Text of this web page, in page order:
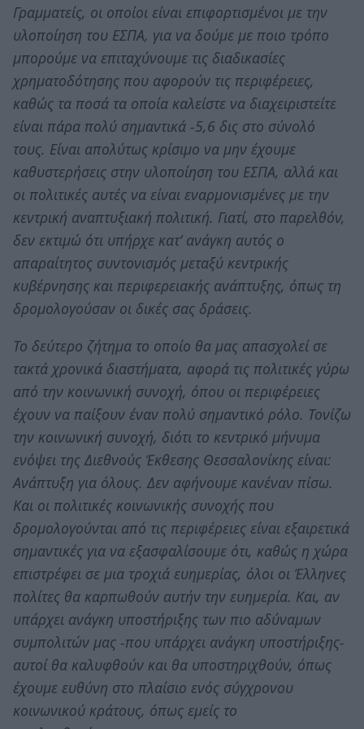
Γραμματείς, οι οποίοι είναι επιφορτισμένοι με την
υλοποίηση του ΕΣΠΑ, για να δούμε με ποιο τρόπο
μπορούμε να επιταχύνουμε τις διαδικασίες
χρηματοδότησης που αφορούν τις περιφέρειες,
καθώς τα ποσά τα οποία καλείστε να διαχειριστείτε
είναι πάρα πολύ σημαντικά -5,6 δις στο σύνολό
τους. Είναι απολύτως κρίσιμο να μην έχουμε
καθυστερήσεις στην υλοποίηση του ΕΣΠΑ, αλλά και
οι πολιτικές αυτές να είναι εναρμονισμένες με την
κεντρική αναπτυξιακή πολιτική. Γιατί, στο παρελθόν,
δεν εκτιμώ ότι υπήρχε κατ’ ανάγκη αυτός ο
απαραίτητος συντονισμός μεταξύ κεντρικής
κυβέρνησης και περιφερειακής ανάπτυξης, όπως τη
δρομολογούσαν οι δικές σας δράσεις.
Το δεύτερο ζήτημα το οποίο θα μας απασχολεί σε
τακτά χρονικά διαστήματα, αφορά τις πολιτικές γύρω
από την κοινωνική συνοχή, όπου οι περιφέρειες
έχουν να παίξουν έναν πολύ σημαντικό ρόλο. Τονίζω
την κοινωνική συνοχή, διότι το κεντρικό μήνυμα
ενόψει της Διεθνούς Έκθεσης Θεσσαλονίκης είναι:
Ανάπτυξη για όλους. Δεν αφήνουμε κανέναν πίσω.
Και οι πολιτικές κοινωνικής συνοχής που
δρομολογούνται από τις περιφέρειες είναι εξαιρετικά
σημαντικές για να εξασφαλίσουμε ότι, καθώς η χώρα
επιστρέφει σε μια τροχιά ευημερίας, όλοι οι Έλληνες
πολίτες θα καρπωθούν αυτήν την ευημερία. Και, αν
υπάρχει ανάγκη υποστήριξης των πιο αδύναμων
συμπολιτών μας -που υπάρχει ανάγκη υποστήριξης-
αυτοί θα καλυφθούν και θα υποστηριχθούν, όπως
έχουμε ευθύνη στο πλαίσιο ενός σύγχρονου
κοινωνικού κράτους, όπως εμείς το